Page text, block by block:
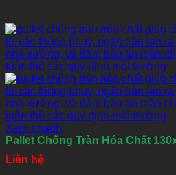
Xem nhanh
Pallet Chống Tràn Hóa Chất
Liên hệ